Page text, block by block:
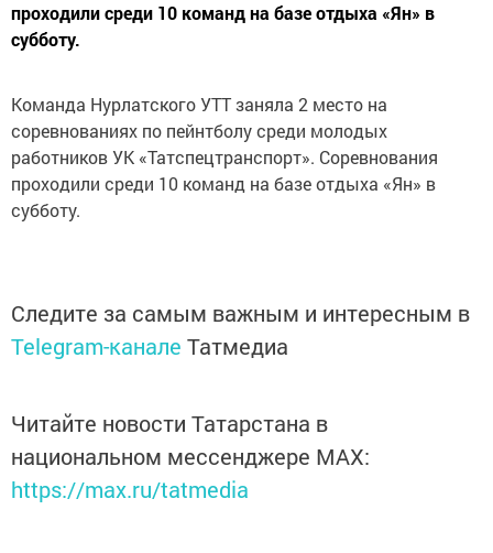
проходили среди 10 команд на базе отдыха «Ян» в
субботу.
Команда Нурлатского УТТ заняла 2 место на
соревнованиях по пейнтболу среди молодых
работников УК «Татспецтранспорт». Соревнования
проходили среди 10 команд на базе отдыха «Ян» в
субботу.
Следите за самым важным и интересным в
Telegram-канале Татмедиа
Читайте новости Татарстана в
национальном мессенджере MАХ:
https://max.ru/tatmedia